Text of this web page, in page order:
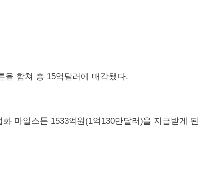
을 합쳐 총 15억달러에 매각됐다.
마일스톤 1533억원(1억130만달러)을 지급받게 된